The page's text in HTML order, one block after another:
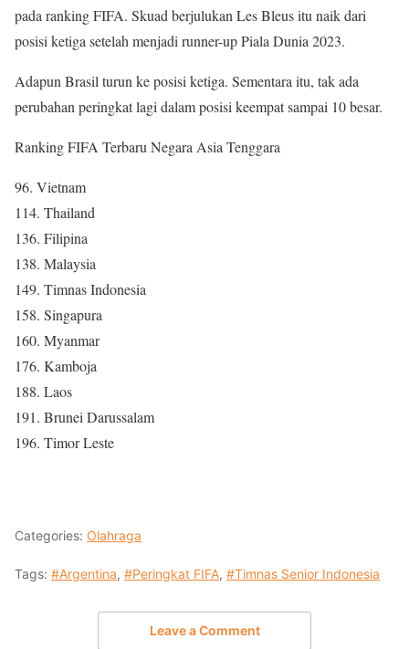
pada ranking FIFA. Skuad berjulukan Les Bleus itu naik dari
posisi ketiga setelah menjadi runner-up Piala Dunia 2023.
Adapun Brasil turun ke posisi ketiga. Sementara itu, tak ada
perubahan peringkat lagi dalam posisi keempat sampai 10 besar.
Ranking FIFA Terbaru Negara Asia Tenggara
96. Vietnam
114. Thailand
136. Filipina
138. Malaysia
149. Timnas Indonesia
158. Singapura
160. Myanmar
176. Kamboja
188. Laos
191. Brunei Darussalam
196. Timor Leste
Categories: Olahraga
Tags: #Argentina, #Peringkat FIFA, #Timnas Senior Indonesia
Leave a Comment